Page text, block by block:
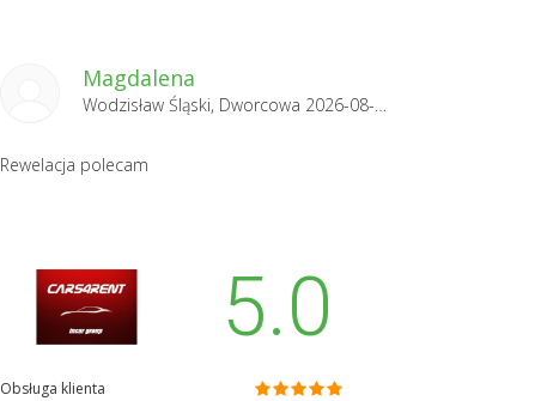
Magdalena
Wodzisław Śląski, Dworcowa 2026-08-02
Rewelacja polecam
5.0
Obsługa klienta